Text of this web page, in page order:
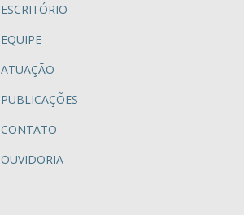
ESCRITÓRIO
EQUIPE
ATUAÇÃO
PUBLICAÇÕES
CONTATO
OUVIDORIA